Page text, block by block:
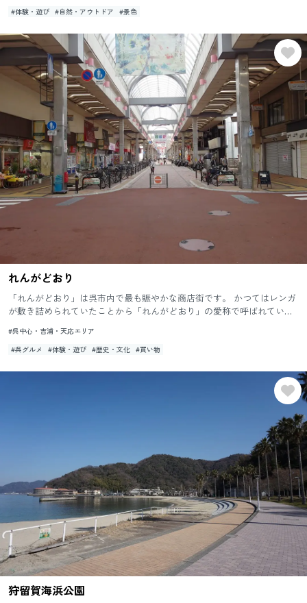
#体験・遊び #自然・アウトドア #景色
れんがどおり
「れんがどおり」は呉市内で最も賑やかな商店街です。 かつてはレンガ
が敷き詰められていたことから「れんがどおり」の愛称で呼ばれていま
#呉中心・吉浦・天応エリア
#呉グルメ
#体験・遊び #歴史・文化 #買い物
狩留賀海浜公園